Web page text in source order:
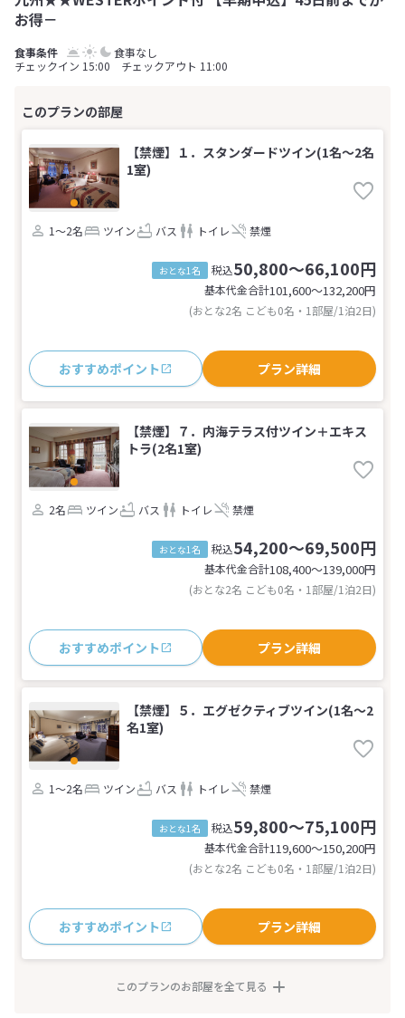
お得－
食事なし
チェックイン 15:00 チェックアウト 11:00
【禁煙】１．スタンダードツイン(1名～2名
1室)
1～2名 ツイン バス トイレ 禁煙
おとな1名 税込50,800～66,100円
基本代金合計101,600〜132,200円
(おとな2名 こども0名・1部屋/1泊2日)
おすすめポイント プラン詳細
【禁煙】７．内海テラス付ツイン＋エキス
トラ(2名1室)
2名 ツイン バス トイレ 禁煙
おとな1名 税込54,200～69,500円
基本代金合計108,400〜139,000円
(おとな2名 こども0名・1部屋/1泊2日)
おすすめポイント プラン詳細
【禁煙】５．エグゼクティブツイン(1名～2
名1室)
1～2名 ツイン バス トイレ 禁煙
おとな1名 税込59,800～75,100円
基本代金合計119,600〜150,200円
(おとな2名 こども0名・1部屋/1泊2日)
おすすめポイント プラン詳細
このプランのお部屋を全て見る